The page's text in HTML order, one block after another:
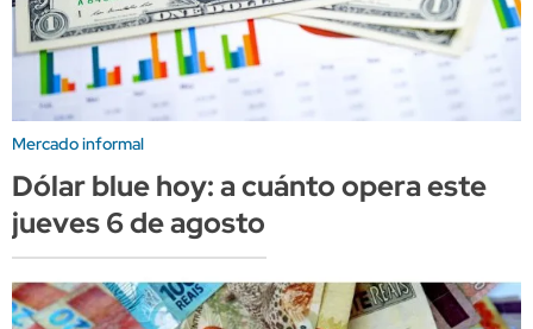
Mercado informal
Dólar blue hoy: a cuánto opera este
jueves 6 de agosto